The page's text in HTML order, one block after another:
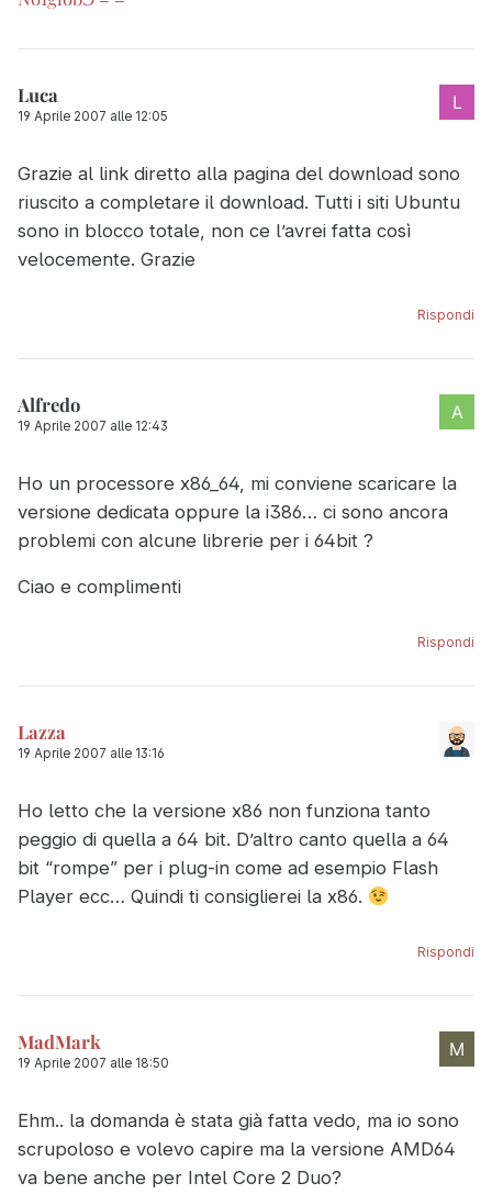
Luca
19 Aprile 2007 alle 12:05
Grazie al link diretto alla pagina del download sono
riuscito a completare il download. Tutti i siti Ubuntu
sono in blocco totale, non ce l’avrei fatta così
velocemente. Grazie
Rispondi
Alfredo
19 Aprile 2007 alle 12:43
Ho un processore x86_64, mi conviene scaricare la
versione dedicata oppure la i386… ci sono ancora
problemi con alcune librerie per i 64bit ?
Ciao e complimenti
Rispondi
Lazza
19 Aprile 2007 alle 13:16
Ho letto che la versione x86 non funziona tanto
peggio di quella a 64 bit. D’altro canto quella a 64
bit “rompe” per i plug-in come ad esempio Flash
Player ecc… Quindi ti consiglierei la x86.
Rispondi
MadMark
19 Aprile 2007 alle 18:50
Ehm.. la domanda è stata già fatta vedo, ma io sono
scrupoloso e volevo capire ma la versione AMD64
va bene anche per Intel Core 2 Duo?